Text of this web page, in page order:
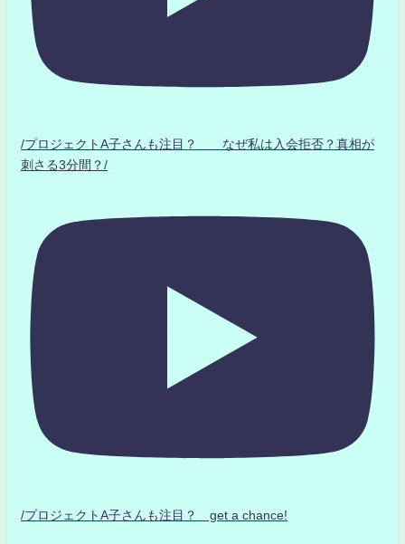
/プロジェクトA子さんも注目？ なぜ私は入会拒否？真相が
刺さる3分間？/
/プロジェクトA子さんも注目？ get a chance!